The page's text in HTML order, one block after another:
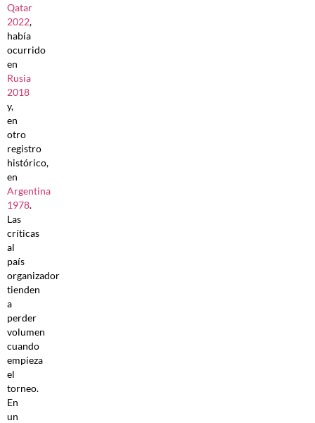
Qatar
2022,
había
ocurrido
en
Rusia
2018
y,
en
otro
registro
histórico,
en
Argentina
1978.
Las
críticas
al
país
organizador
tienden
a
perder
volumen
cuando
empieza
el
torneo.
En
un